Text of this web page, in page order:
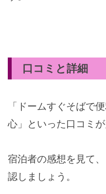
口コミと詳細
「ドームすぐそばで
心」といった口コミが
宿泊者の感想を見て
認しましょう。